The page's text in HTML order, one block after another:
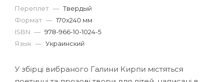
Переплет — Твердый
Формат — 170x240 мм
ISBN — 978-966-10-1024-5
Язык — Украинский
У збірці вибраного Галини Кирпи містяться